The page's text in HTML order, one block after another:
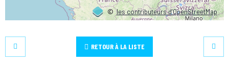
©les contributeurs d’OpenStreetMap
RETOUR À LA LISTE